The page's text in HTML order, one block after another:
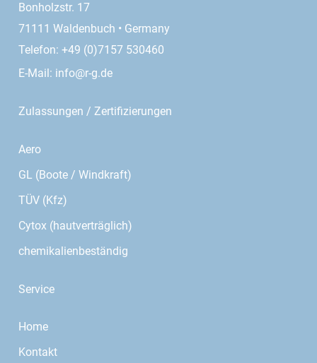
Bonholzstr. 17
71111 Waldenbuch • Germany
Telefon: +49 (0)7157 530460
E-Mail: info@r-g.de
Zulassungen / Zertifizierungen
Aero
GL (Boote / Windkraft)
TÜV (Kfz)
Cytox (hautverträglich)
chemikalienbeständig
Service
Home
Kontakt